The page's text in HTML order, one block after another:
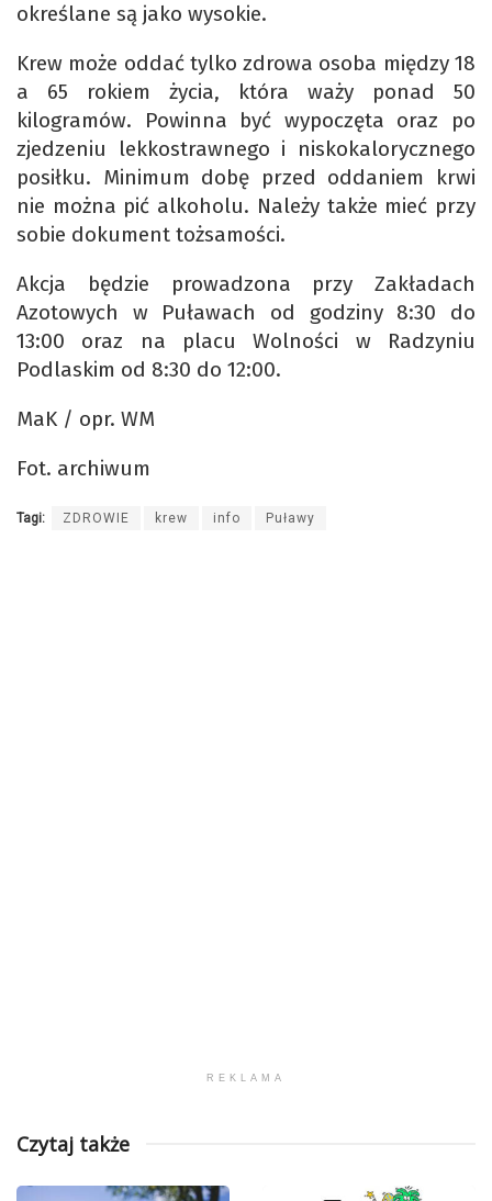
określane są jako wysokie.
Krew może oddać tylko zdrowa osoba między 18
a 65 rokiem życia, która waży ponad 50
kilogramów. Powinna być wypoczęta oraz po
zjedzeniu lekkostrawnego i niskokalorycznego
posiłku. Minimum dobę przed oddaniem krwi
nie można pić alkoholu. Należy także mieć przy
sobie dokument tożsamości.
Akcja będzie prowadzona przy Zakładach
Azotowych w Puławach od godziny 8:30 do
13:00 oraz na placu Wolności w Radzyniu
Podlaskim od 8:30 do 12:00.
MaK / opr. WM
Fot. archiwum
Tagi: ZDROWIE krew info Puławy
REKLAMA
Czytaj także